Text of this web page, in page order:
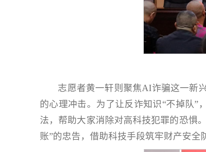
志愿者黄一轩则聚焦AI诈骗这一新
的心理冲击。为了让反诈知识“不掉队”
法，帮助大家消除对高科技犯罪的恐惧
账”的忠告，借助科技手段筑牢财产安全